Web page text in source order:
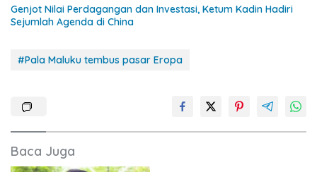
Genjot Nilai Perdagangan dan Investasi, Ketum Kadin Hadiri
Sejumlah Agenda di China
#Pala Maluku tembus pasar Eropa
Baca Juga